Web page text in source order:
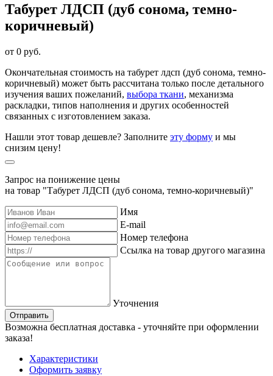
Табурет ЛДСП (дуб сонома, темно-
коричневый)
от 0 руб.
Окончательная стоимость на табурет лдсп (дуб сонома, темно-
коричневый) может быть рассчитана только после детального
изучения ваших пожеланий, выбора ткани, механизма
раскладки, типов наполнения и других особенностей
связанных с изготовлением заказа.
Нашли этот товар дешевле? Заполните эту форму и мы
снизим цену!
Запрос на понижение цены
на товар "Табурет ЛДСП (дуб сонома, темно-коричневый)"
Имя
E-mail
Номер телефона
Ссылка на товар другого магазина
Уточнения
Отправить
Возможна бесплатная доставка - уточняйте при оформлении
заказа!
Характеристики
Оформить заявку